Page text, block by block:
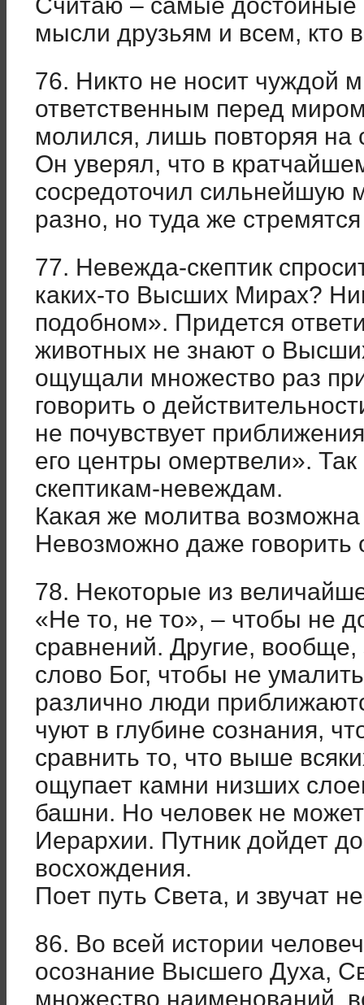
мысли друзьям и всем, кто
76. Никто не носит чуждой
ответственным перед
молился, лишь повторяя
Он уверял, что в
сосредоточил сильнейшую
разно, но туда же
77. Невежда-скептик
каких-то Высших Мирах?
подобном». Придется
животных не знают о
ощущали множество раз
говорить о
не почувствует
его центры омертвели». Так
скептикам-невеждам.
Какая же молитва возможна
Невозможно даже
78. Некоторые из
«Не то, не то», – чтобы не
сравнений. Другие,
слово Бог, чтобы не
различно люди
чуют в глубине сознания,
сравнить то, что выше
ощупает камни низших
башни. Но человек не
Иерархии. Путник дойдет до
восхождения.
Поет путь Света, и звучат
86. Во всей истории
осознание Высшего Духа,
множество наименований,